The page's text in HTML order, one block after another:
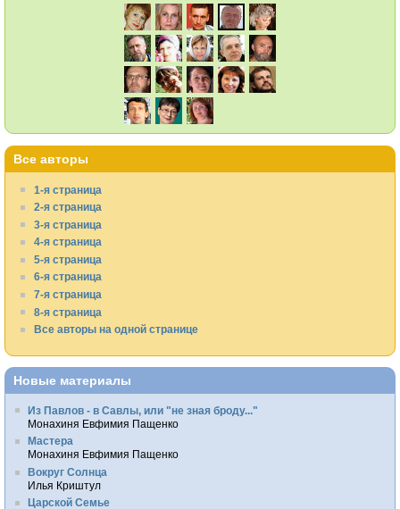
Все авторы
1-я страница
2-я страница
3-я страница
4-я страница
5-я страница
6-я страница
7-я страница
8-я страница
Все авторы на одной странице
Новые материалы
Из Павлов - в Савлы, или "не зная броду..."
Монахиня Евфимия Пащенко
Мастера
Монахиня Евфимия Пащенко
Вокруг Солнца
Илья Криштул
Царской Семье